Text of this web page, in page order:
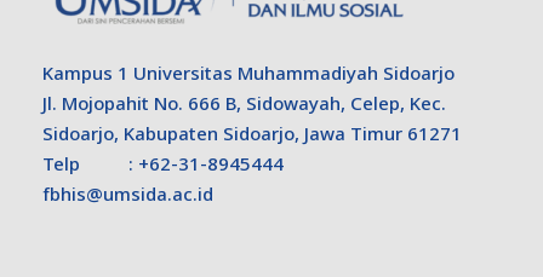
Kampus 1 Universitas Muhammadiyah Sidoarjo
Jl. Mojopahit No. 666 B, Sidowayah, Celep, Kec.
Sidoarjo, Kabupaten Sidoarjo, Jawa Timur 61271
Telp : +62-31-8945444
fbhis@umsida.ac.id